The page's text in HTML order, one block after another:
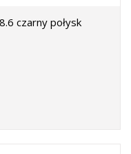
czarny połysk